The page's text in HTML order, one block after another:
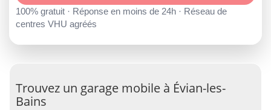
100% gratuit · Réponse en moins de 24h · Réseau de
centres VHU agréés
Trouvez un garage mobile à Évian-les-
Bains